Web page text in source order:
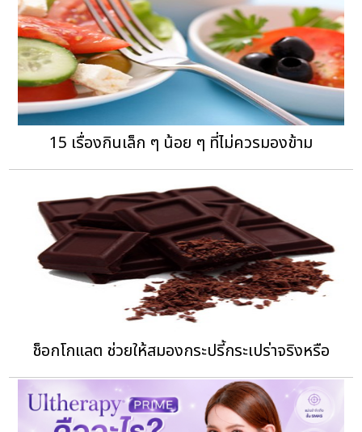
15 เรื่องกินเล็ก ๆ น้อย ๆ ที่ไม่ควรมองข้าม
ช็อกโกแลต ช่วยให้สมองกระปรี้กระเปร่าจริงหรือ